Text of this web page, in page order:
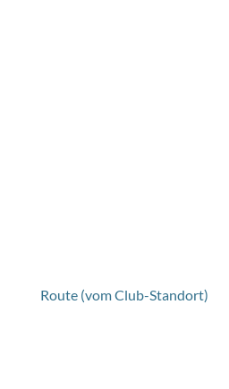
Route (vom Club-Standort)